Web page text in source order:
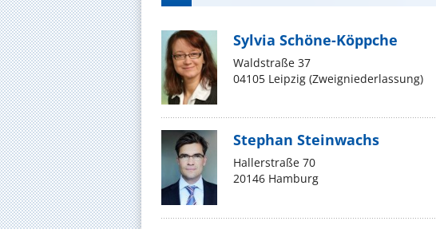
Sylvia Schöne-Köppche
Waldstraße 37
04105 Leipzig (Zweigniederlassung)
Stephan Steinwachs
Hallerstraße 70
20146 Hamburg